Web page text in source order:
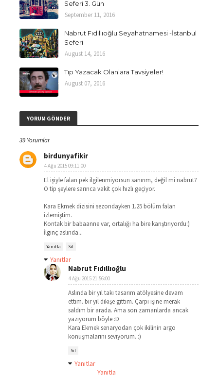
Seferi 3. Gün
September 11, 2016
Nabrut Fıdıllıoğlu Seyahatnamesi -İstanbul
Seferi-
August 14, 2016
Tıp Yazacak Olanlara Tavsiyeler!
August 07, 2016
YORUM GÖNDER
39 Yorumlar
birdunyafikir
4 Ağu 2015 09:11:00
El işiyle falan pek ilgilenmiyorsun sanırım, değil mi nabrut?
O tip şeylere sarınca vakit çok hızlı geçiyor.
Kara Ekmek dizisini sezondayken 1.25 bölüm falan
izlemiştim.
Kontak bir babaanne var, ortalığı ha bire karıştırıyordu:)
İlginç aslında...
Yanıtla Sil
Yanıtlar
Nabrut Fıdıllıoğlu
4 Ağu 2015 21:56:00
Aslında bir yıl takı tasarım atölyesine devam
ettim. bir yıl dikişe gittim. Çarpı işine merak
saldım bir arada. Ama son zamanlarda ancak
yazıyorum böyle :D
Kara Ekmek senaryodan çok ikilinin argo
konuşmalarını seviyorum. :)
Sil
Yanıtlar
Yanıtla